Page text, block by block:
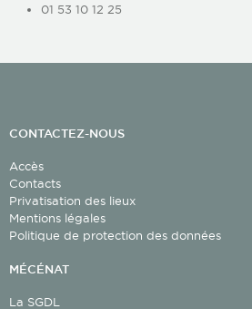
01 53 10 12 25
CONTACTEZ-NOUS
Accès
Contacts
Privatisation des lieux
Mentions légales
Politique de protection des données
MÉCÉNAT
La SGDL